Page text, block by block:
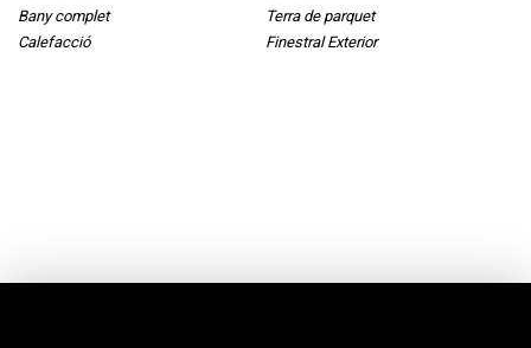
Bany complet
Terra de parquet
Calefacció
Finestral Exterior